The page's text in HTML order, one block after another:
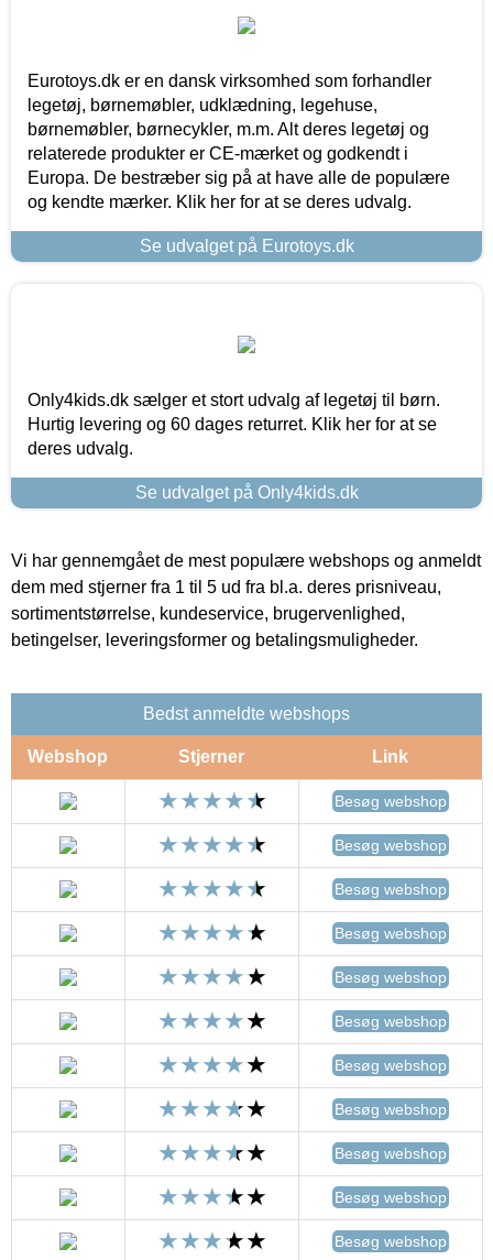
Eurotoys.dk er en dansk virksomhed som forhandler
legetøj, børnemøbler, udklædning, legehuse,
børnemøbler, børnecykler, m.m. Alt deres legetøj og
relaterede produkter er CE-mærket og godkendt i
Europa. De bestræber sig på at have alle de populære
og kendte mærker. Klik her for at se deres udvalg.
Se udvalget på Eurotoys.dk
Only4kids.dk sælger et stort udvalg af legetøj til børn.
Hurtig levering og 60 dages returret. Klik her for at se
deres udvalg.
Se udvalget på Only4kids.dk
Vi har gennemgået de mest populære webshops og anmeldt
dem med stjerner fra 1 til 5 ud fra bl.a. deres prisniveau,
sortimentstørrelse, kundeservice, brugervenlighed,
betingelser, leveringsformer og betalingsmuligheder.
Bedst anmeldte webshops
Webshop Stjerner Link
Besøg webshop
Besøg webshop
Besøg webshop
Besøg webshop
Besøg webshop
Besøg webshop
Besøg webshop
Besøg webshop
Besøg webshop
Besøg webshop
Besøg webshop